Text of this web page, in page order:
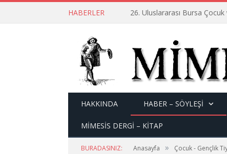
HABERLER 26. Uluslararası Bursa
HAKKINDA HABER – SÖYLEŞI
MİMESİS DERGİ – KİTAP
BURADASINIZ: Anasayfa » Çocuk - Gençlik